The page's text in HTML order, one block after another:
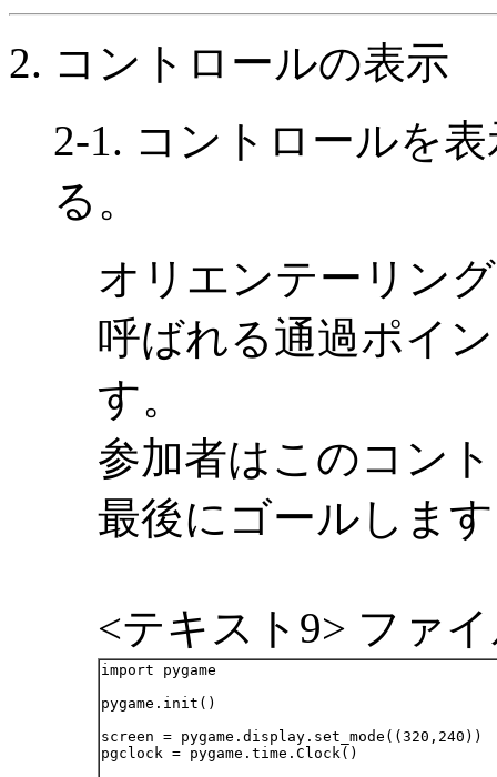
2. コントロールの表示
2-1. コントロールを
る。
オリエンテーリン
呼ばれる通過ポイ
す。
参加者はこのコン
最後にゴールしま
<テキスト9> ファ
import pygame
pygame.init()
screen = pygame.display.set_mode((320,240))
pgclock = pygame.time.Clock()